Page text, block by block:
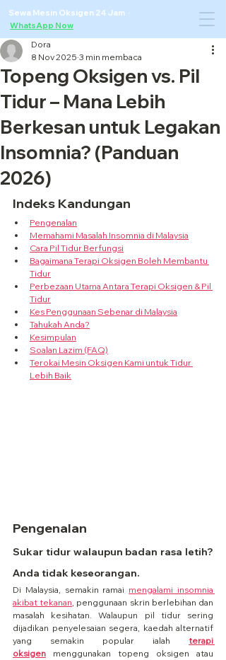
Sewa Mesin Oksigen 24 Jam ·
WhatsApp Now
Topeng Oksigen vs. Pil
Tidur – Mana Lebih
Berkesan untuk Legakan
Insomnia? (Panduan
2026)
Dora
8 Nov 2025 3 min membaca
Indeks Kandungan
Pengenalan
Memahami Masalah Insomnia di Malaysia
Cara Pil Tidur Berfungsi
Bagaimana Terapi Oksigen Boleh Membantu
Tidur
Perbezaan Utama Antara Terapi Oksigen & Pil
Tidur
Kes Penggunaan Sebenar di Malaysia
Tahukah Anda?
Kesimpulan
Soalan Lazim (FAQ)
Terokai Mesin Oksigen Kami untuk Tidur
Lebih Baik
Pengenalan
Sukar tidur walaupun badan rasa letih?
Anda tidak keseorangan.
Di Malaysia, semakin ramai mengalami insomnia
akibat tekanan, penggunaan skrin berlebihan dan
masalah kesihatan. Walaupun pil tidur sering
dijadikan penyelesaian segera, kaedah alternatif
yang semakin popular ialah terapi
oksigen menggunakan topeng oksigen atau